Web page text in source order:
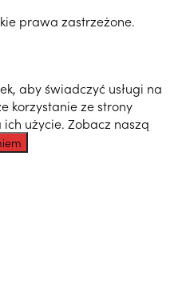
prawa zastrzeżone.
aby świadczyć usługi na
korzystanie ze strony
użycie. Zobacz naszą